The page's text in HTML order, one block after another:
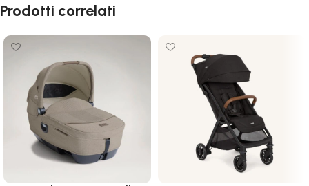
Prodotti correlati